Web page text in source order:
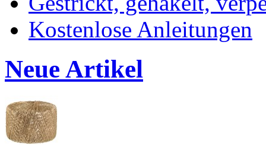
Kostenlose Anleitungen
Neue Artikel